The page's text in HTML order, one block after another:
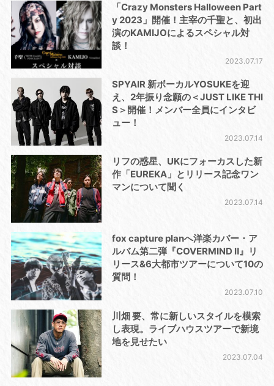
「Crazy Monsters Halloween Part
y 2023」開催！主宰の千聖と、初出
演のKAMIJOによるスペシャル対
談！
2023.07.17
SPYAIR 新ボーカルYOSUKEを迎
え、2年振り念願の＜JUST LIKE THI
S＞開催！メンバー全員にインタビ
ュー！
2023.07.14
リフの惑星、UKにフォーカスした新
作「EUREKA」とリリース記念ワン
マンについて聞く
2023.07.14
fox capture planへ洋楽カバー・ア
ルバム第二弾『COVERMIND Ⅱ』リ
リース&6大都市ツアーについて10の
質問！
2023.07.10
川畑 要、常に新しいスタイルを模索
し表現。ライブハウスツアーで新境
地を見せたい
2023.07.04